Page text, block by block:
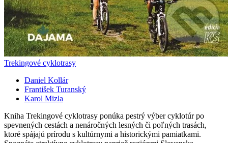
Trekingové cyklotrasy
Daniel Kollár
František Turanský
Karol Mizla
Kniha Trekingové cyklotrasy ponúka pestrý výber cyklotúr po
spevnených cestách a nenáročných lesných či poľných trasách,
ktoré spájajú prírodu s kultúrnymi a historickými pamiatkami.